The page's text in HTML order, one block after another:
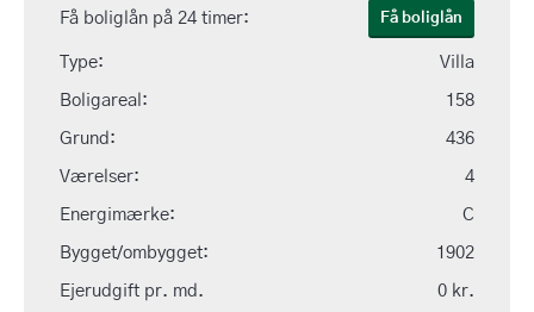
Få boliglån på 24 timer: Få boliglån
Type: Villa
Boligareal: 158
Grund: 436
Værelser: 4
Energimærke: C
Bygget/ombygget: 1902
Ejerudgift pr. md. 0 kr.